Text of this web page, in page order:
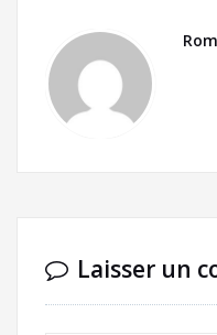
Laisser un